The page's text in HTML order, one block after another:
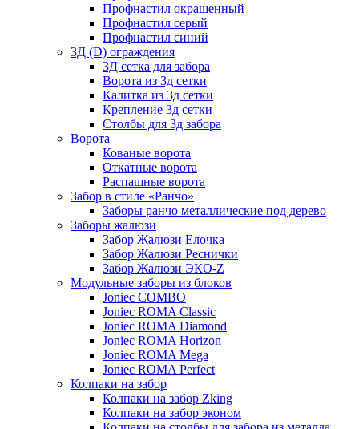
Профнастил окрашенный
Профнастил серый
Профнастил синий
3Д (D) ограждения
3Д сетка для забора
Ворота из 3д сетки
Калитка из 3д сетки
Крепление 3д сетки
Столбы для 3д забора
Ворота
Кованые ворота
Откатные ворота
Распашные ворота
Забор в стиле «Ранчо»
Заборы ранчо металлические под дерево
Заборы жалюзи
Забор Жалюзи Елочка
Забор Жалюзи Реснички
Забор Жалюзи ЭКО-Z
Модульные заборы из блоков
Joniec COMBO
Joniec ROMA Classic
Joniec ROMA Diamond
Joniec ROMA Horizon
Joniec ROMA Mega
Joniec ROMA Perfect
Колпаки на забор
Колпаки на забор Zking
Колпаки на забор эконом